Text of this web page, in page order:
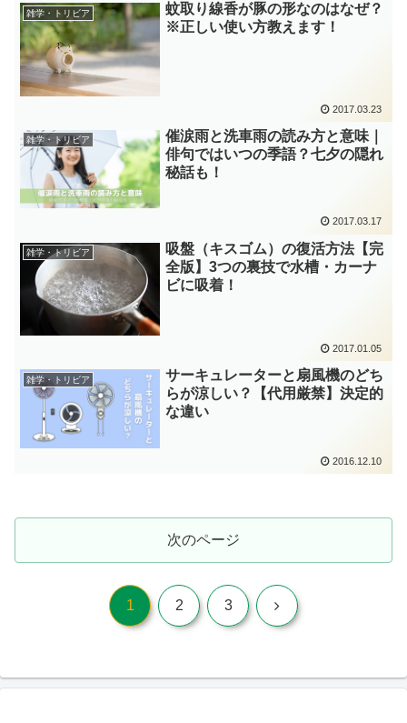
雑学・トリビア
蚊取り線香が豚の形なのはなぜ？
※正しい使い方教えます！
2017.03.23
雑学・トリビア
催涙雨と洗車雨の読み方と意味｜
俳句ではいつの季語？七夕の隠れ
秘話も！
2017.03.17
雑学・トリビア
吸盤（キスゴム）の復活方法【完
全版】3つの裏技で水槽・カーナ
ビに吸着！
2017.01.05
雑学・トリビア
サーキュレーターと扇風機のどち
らが涼しい？【代用厳禁】決定的
な違い
2016.12.10
次のページ
1 2 3 次